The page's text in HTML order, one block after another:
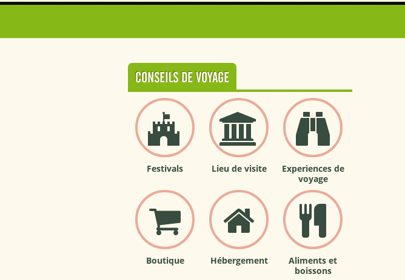
CONSEILS DE VOYAGE
Festivals Lieu de visite
Experiences de
voyage
Boutique Hébergement
Aliments et
boissons